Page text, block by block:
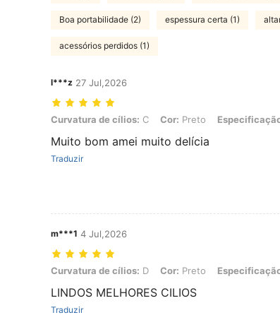
Boa portabilidade (2) espessura certa (1)
acessórios perdidos (1)
l***z 27 Jul,2026
Curvatura de cílios: C, Cor: Preto, Especificação geral:
Curvatura de cílios: C Cor: Preto
Muito bom amei muito delícia
Traduzir
m***1 4 Jul,2026
Curvatura de cílios: D, Cor: Preto, Especificação geral:
Curvatura de cílios: D Cor: Preto
LINDOS MELHORES CILIOS
Traduzir